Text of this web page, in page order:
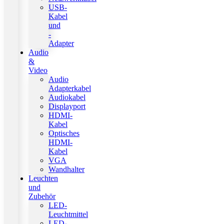
USB-
Kabel
und
-
Adapter
Audio
&
Video
Audio
Adapterkabel
Audiokabel
Displayport
HDMI-
Kabel
Optisches
HDMI-
Kabel
VGA
Wandhalter
Leuchten
und
Zubehör
LED-
Leuchtmittel